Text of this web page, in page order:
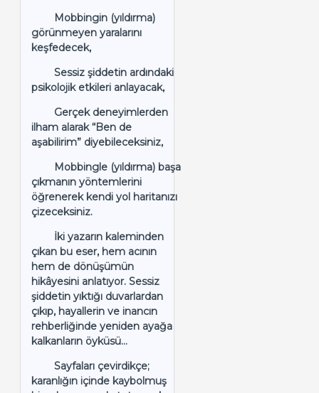
Mobbingin (yıldırma)
görünmeyen yaralarını
keşfedecek,
Sessiz şiddetin ardındaki
psikolojik etkileri anlayacak,
Gerçek deneyimlerden
ilham alarak “Ben de
aşabilirim” diyebileceksiniz,
Mobbingle (yıldırma) başa
çıkmanın yöntemlerini
öğrenerek kendi yol haritanızı
çizeceksiniz.
İki yazarın kaleminden
çıkan bu eser, hem acının
hem de dönüşümün
hikâyesini anlatıyor. Sessiz
şiddetin yıktığı duvarlardan
çıkıp, hayallerin ve inancın
rehberliğinde yeniden ayağa
kalkanların öyküsü…
Sayfaları çevirdikçe;
karanlığın içinde kaybolmuş